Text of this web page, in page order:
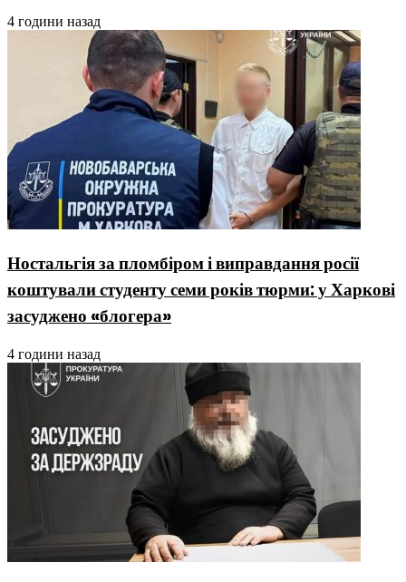
4 години назад
Ностальгія за пломбіром і виправдання росії
коштували студенту семи років тюрми: у Харкові
засуджено «блогера»
4 години назад